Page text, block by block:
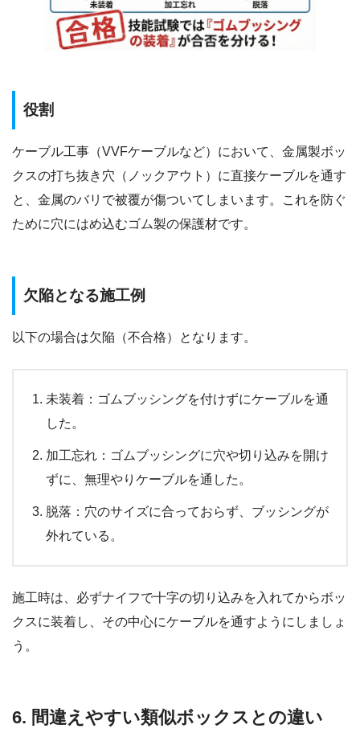
役割
ケーブル工事（VVFケーブルなど）において、金属製ボッ
クスの打ち抜き穴（ノックアウト）に直接ケーブルを通す
と、金属のバリで被覆が傷ついてしまいます。これを防ぐ
ために穴にはめ込むゴム製の保護材です。
欠陥となる施工例
以下の場合は欠陥（不合格）となります。
未装着：ゴムブッシングを付けずにケーブルを通
した。
加工忘れ：ゴムブッシングに穴や切り込みを開け
ずに、無理やりケーブルを通した。
脱落：穴のサイズに合っておらず、ブッシングが
外れている。
施工時は、必ずナイフで十字の切り込みを入れてからボッ
クスに装着し、その中心にケーブルを通すようにしましょ
う。
6. 間違えやすい類似ボックスとの違い